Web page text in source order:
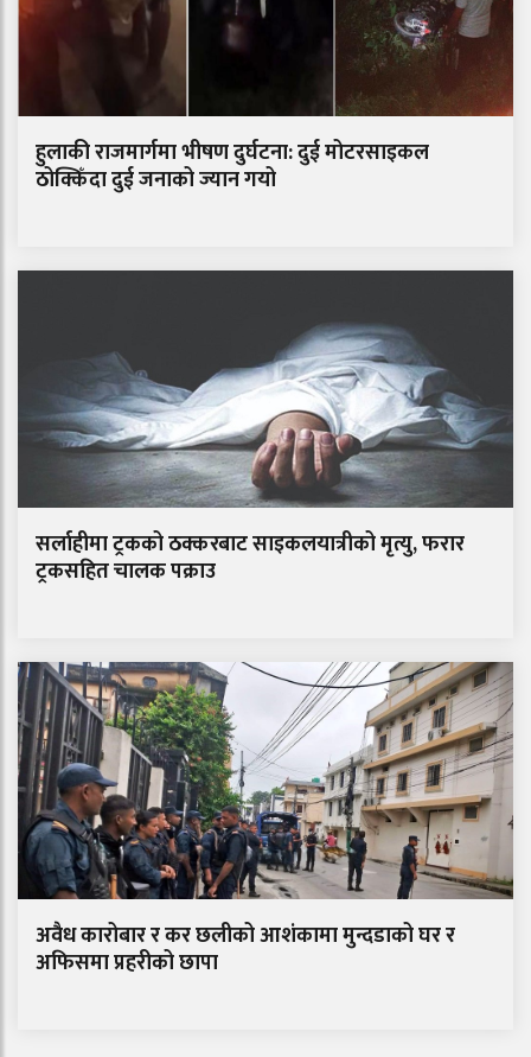
हुलाकी राजमार्गमा भीषण दुर्घटना: दुई मोटरसाइकल
ठोक्किँदा दुई जनाको ज्यान गयो
सर्लाहीमा ट्रकको ठक्करबाट साइकलयात्रीको मृत्यु, फरार
ट्रकसहित चालक पक्राउ
अवैध कारोबार र कर छलीको आशंकामा मुन्दडाको घर र
अफिसमा प्रहरीको छापा